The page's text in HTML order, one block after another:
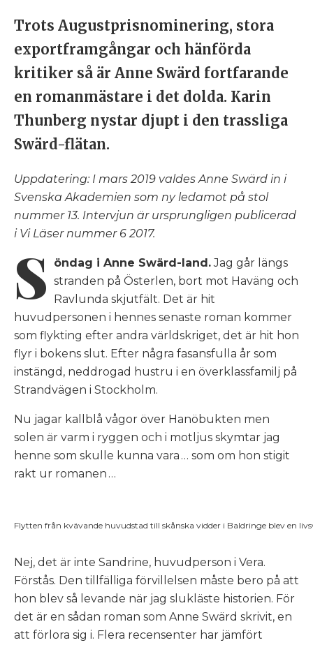
Trots Augustprisnominering, stora
exportframgångar och hänförda
kritiker så är Anne Swärd fortfarande
en romanmästare i det dolda. Karin
Thunberg nystar djupt i den trassliga
Swärd-flätan.
Uppdatering: I mars 2019 valdes Anne Swärd in i
Svenska Akademien som ny ledamot på stol
nummer 13. Intervjun är ursprungligen publicerad
i Vi Läser nummer 6 2017.
S öndag i Anne Swärd-land.Jag går längs
stranden på Österlen, bort mot Haväng och
Ravlunda skjutfält. Det är hit
huvudpersonen i hennes senaste roman kommer
som flykting efter andra världskriget, det är hit hon
flyr i bokens slut. Efter några fasansfulla år som
instängd, neddrogad hustru i en överklassfamilj på
Strandvägen i Stockholm.
Nu jagar kallblå vågor över Hanöbukten men
solen är varm i ryggen och i motljus skymtar jag
henne som skulle kunna vara … som om hon stigit
rakt ur romanen …
Flytten från kvävande huvudstad till skånska vidder i Baldringe blev en
Nej, det är inte Sandrine, huvudperson i Vera.
Förstås. Den tillfälliga förvillelsen måste bero på att
hon blev så levande när jag slukläste historien. För
det är en sådan roman som Anne Swärd skrivit, en
att förlora sig i. Flera recensenter har jämfört